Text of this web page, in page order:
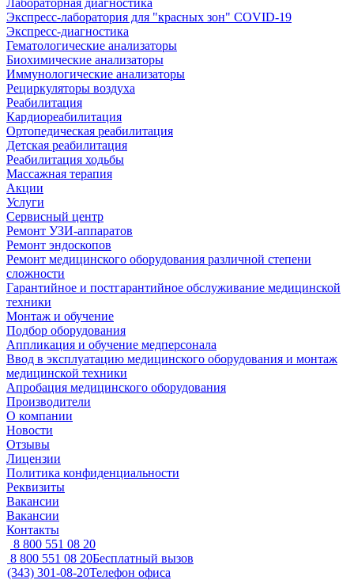
Лабораторная диагностика
Экспресс-лаборатория для "красных зон" COVID-19
Экспресс-диагностика
Гематологические анализаторы
Биохимические анализаторы
Иммунологические анализаторы
Рециркуляторы воздуха
Реабилитация
Кардиореабилитация
Ортопедическая реабилитация
Детская реабилитация
Реабилитация ходьбы
Массажная терапия
Акции
Услуги
Сервисный центр
Ремонт УЗИ-аппаратов
Ремонт эндоскопов
Ремонт медицинского оборудования различной степени
сложности
Гарантийное и постгарантийное обслуживание медицинской
техники
Монтаж и обучение
Подбор оборудования
Аппликация и обучение медперсонала
Ввод в эксплуатацию медицинского оборудования и монтаж
медицинской техники
Апробация медицинского оборудования
Производители
О компании
Новости
Отзывы
Лицензии
Политика конфиденциальности
Реквизиты
Вакансии
Вакансии
Контакты
8 800 551 08 20
8 800 551 08 20Бесплатный вызов
(343) 301-08-20Телефон офиса